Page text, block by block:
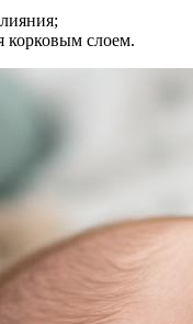
корковым слоем.